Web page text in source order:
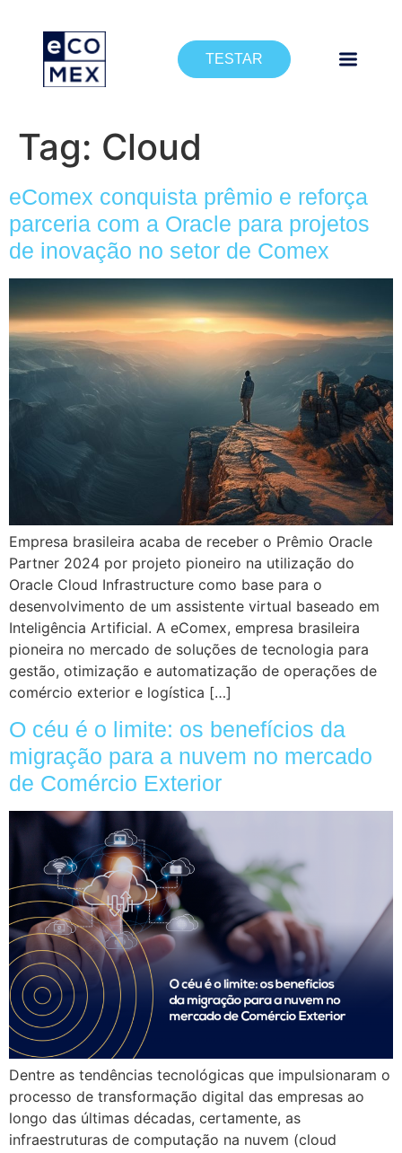
TESTAR
Tag: Cloud
eComex conquista prêmio e reforça
parceria com a Oracle para projetos
de inovação no setor de Comex
Empresa brasileira acaba de receber o Prêmio Oracle
Partner 2024 por projeto pioneiro na utilização do
Oracle Cloud Infrastructure como base para o
desenvolvimento de um assistente virtual baseado em
Inteligência Artificial. A eComex, empresa brasileira
pioneira no mercado de soluções de tecnologia para
gestão, otimização e automatização de operações de
comércio exterior e logística […]
O céu é o limite: os benefícios da
migração para a nuvem no mercado
de Comércio Exterior
Dentre as tendências tecnológicas que impulsionaram o
processo de transformação digital das empresas ao
longo das últimas décadas, certamente, as
infraestruturas de computação na nuvem (cloud